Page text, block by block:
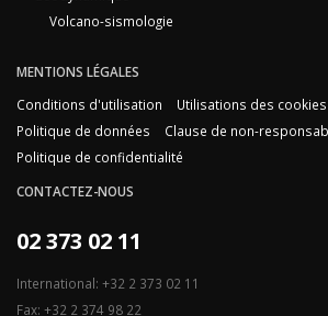
Volcano-sismologie
MENTIONS LÉGALES
Conditions d'utilisation
Utilisations des cookies
Politique de données
Clause de non-
Politique de confidentialité
CONTACTEZ-NOUS
02 373 02 11
International: +32 2 373 02 11
Fax: +32 2 374 98 22